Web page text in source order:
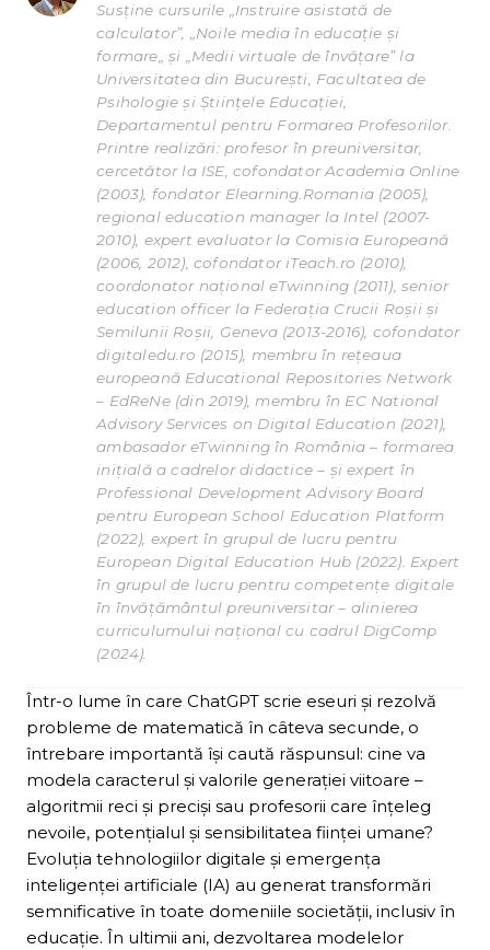
Susține cursurile „Instruire asistată de
calculator”, „Noile media în educație și
formare„ și „Medii virtuale de învățare” la
Universitatea din București, Facultatea de
Psihologie și Științele Educației,
Departamentul pentru Formarea Profesorilor.
Printre realizări: profesor în preuniversitar,
cercetător la ISE, cofondator Academia Online
(2003), fondator Elearning.Romania (2005),
regional education manager la Intel (2007-
2010), expert evaluator la Comisia Europeană
(2006, 2012), cofondator iTeach.ro (2010),
coordonator național eTwinning (2011), senior
education officer la Federația Crucii Roșii și
Semilunii Roșii, Geneva (2013-2016), cofondator
digitaledu.ro (2015), membru în rețeaua
europeană Educational Repositories Network
– EdReNe (din 2019), membru în EC National
Advisory Services on Digital Education (2021),
ambasador eTwinning în România – formarea
inițială a cadrelor didactice – și expert în
Professional Development Advisory Board
pentru European School Education Platform
(2022), expert în grupul de lucru pentru
European Digital Education Hub (2022). Expert
în grupul de lucru pentru competențe digitale
în învățământul preuniversitar – alinierea
curriculumului național cu cadrul DigComp
(2024).
Într-o lume în care ChatGPT scrie eseuri și rezolvă
probleme de matematică în câteva secunde, o
întrebare importantă își caută răspunsul: cine va
modela caracterul și valorile generației viitoare –
algoritmii reci și preciși sau profesorii care înțeleg
nevoile, potențialul și sensibilitatea ființei umane?
Evoluția tehnologiilor digitale și emergența
inteligenței artificiale (IA) au generat transformări
semnificative în toate domeniile societății, inclusiv în
educație. În ultimii ani, dezvoltarea modelelor